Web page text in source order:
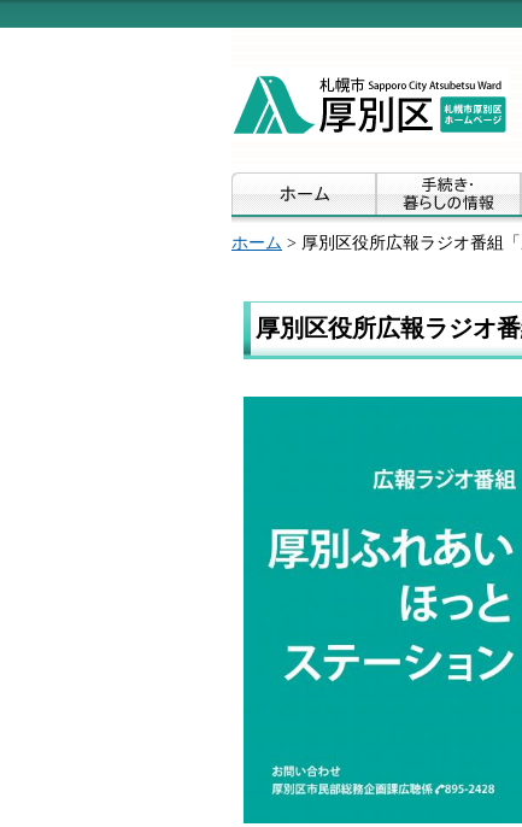
ホーム > 厚別区役所広報ラジオ番組
厚別区役所広報ラジオ